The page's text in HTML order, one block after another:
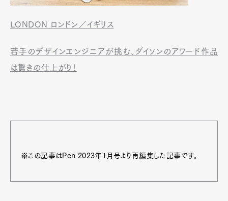
LONDON ロンドン／イギリス
若手のデザインエンジニアが挑む、ダイソンのアワード作品
は驚きの仕上がり！
※この記事はPen 2023年1月号より再編集した記事です。